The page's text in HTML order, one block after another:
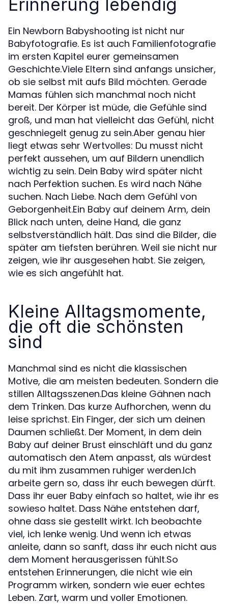
Erinnerung lebendig
Ein Newborn Babyshooting ist nicht nur
Babyfotografie. Es ist auch Familienfotografie
im ersten Kapitel eurer gemeinsamen
Geschichte.Viele Eltern sind anfangs unsicher,
ob sie selbst mit aufs Bild möchten. Gerade
Mamas fühlen sich manchmal noch nicht
bereit. Der Körper ist müde, die Gefühle sind
groß, und man hat vielleicht das Gefühl, nicht
geschniegelt genug zu sein.Aber genau hier
liegt etwas sehr Wertvolles: Du musst nicht
perfekt aussehen, um auf Bildern unendlich
wichtig zu sein. Dein Baby wird später nicht
nach Perfektion suchen. Es wird nach Nähe
suchen. Nach Liebe. Nach dem Gefühl von
Geborgenheit.Ein Baby auf deinem Arm, dein
Blick nach unten, deine Hand, die ganz
selbstverständlich hält. Das sind die Bilder, die
später am tiefsten berühren. Weil sie nicht nur
zeigen, wie ihr ausgesehen habt. Sie zeigen,
wie es sich angefühlt hat.
Kleine Alltagsmomente,
die oft die schönsten
sind
Manchmal sind es nicht die klassischen
Motive, die am meisten bedeuten. Sondern die
stillen Alltagsszenen.Das kleine Gähnen nach
dem Trinken. Das kurze Aufhorchen, wenn du
leise sprichst. Ein Finger, der sich um deinen
Daumen schließt. Der Moment, in dem dein
Baby auf deiner Brust einschläft und du ganz
automatisch den Atem anpasst, als würdest
du mit ihm zusammen ruhiger werden.Ich
arbeite gern so, dass ihr euch bewegen dürft.
Dass ihr euer Baby einfach so haltet, wie ihr es
sowieso haltet. Dass Nähe entstehen darf,
ohne dass sie gestellt wirkt. Ich beobachte
viel, ich lenke wenig. Und wenn ich etwas
anleite, dann so sanft, dass ihr euch nicht aus
dem Moment herausgerissen fühlt.So
entstehen Erinnerungen, die nicht wie ein
Programm wirken, sondern wie euer echtes
Leben. Zart, warm und voller Emotionen.